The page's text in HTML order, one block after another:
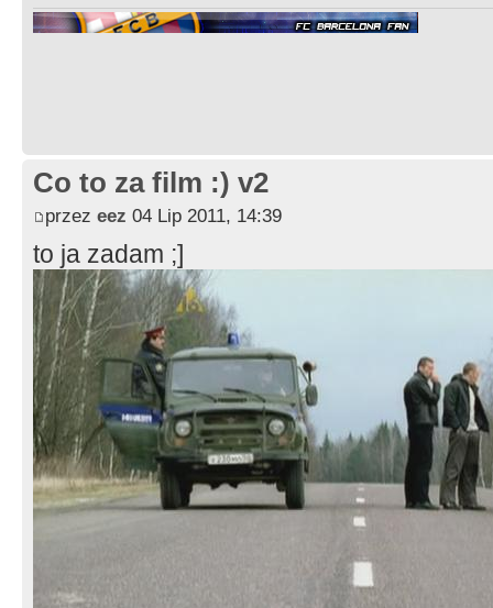
Co to za film :) v2
przez eez 04 Lip 2011, 14:39
to ja zadam ;]